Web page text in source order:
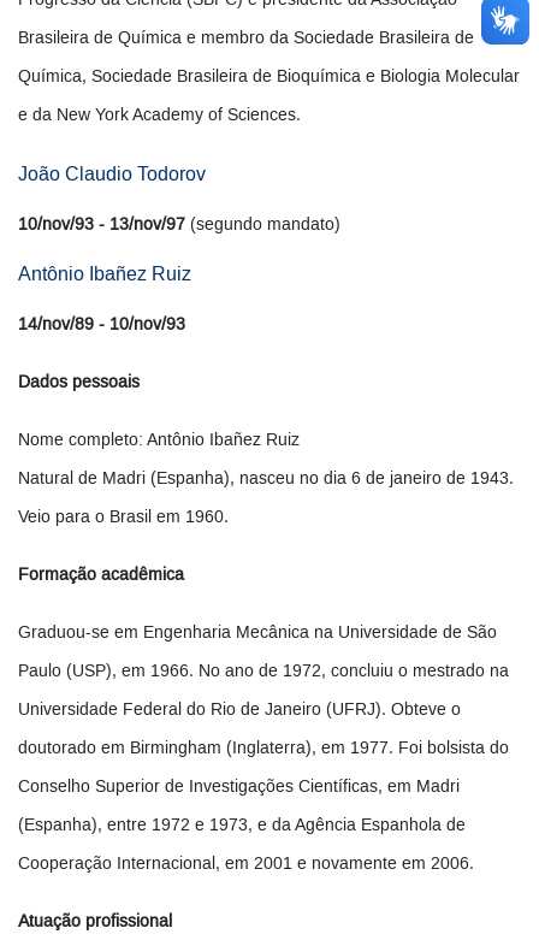
Brasileira de Química e membro da Sociedade Brasileira de
Química, Sociedade Brasileira de Bioquímica e Biologia Molecular
e da New York Academy of Sciences.
João Claudio Todorov
10/nov/93 - 13/nov/97 (segundo mandato)
Antônio Ibañez Ruiz
14/nov/89 - 10/nov/93
Dados pessoais
Nome completo: Antônio Ibañez Ruiz
Natural de Madri (Espanha), nasceu no dia 6 de janeiro de 1943.
Veio para o Brasil em 1960.
Formação acadêmica
Graduou-se em Engenharia Mecânica na Universidade de São
Paulo (USP), em 1966. No ano de 1972, concluiu o mestrado na
Universidade Federal do Rio de Janeiro (UFRJ). Obteve o
doutorado em Birmingham (Inglaterra), em 1977. Foi bolsista do
Conselho Superior de Investigações Científicas, em Madri
(Espanha), entre 1972 e 1973, e da Agência Espanhola de
Cooperação Internacional, em 2001 e novamente em 2006.
Atuação profissional